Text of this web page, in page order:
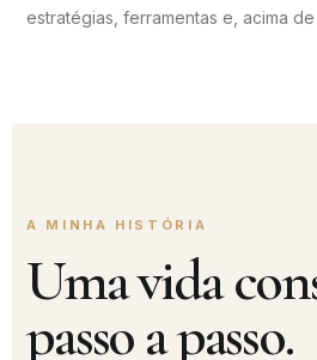
estratégias, ferramentas e, acima
A MINHA HISTÓRIA
Uma vida
passo a passo.